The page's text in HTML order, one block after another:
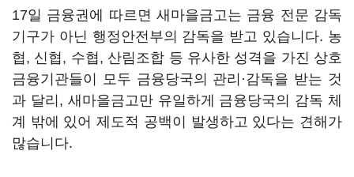
17일 금융권에 따르면 새마을금고는 금융 전문 감독
기구가 아닌 행정안전부의 감독을 받고 있습니다. 농
협, 신협, 수협, 산림조합 등 유사한 성격을 가진 상호
금융기관들이 모두 금융당국의 관리·감독을 받는 것
과 달리, 새마을금고만 유일하게 금융당국의 감독 체
계 밖에 있어 제도적 공백이 발생하고 있다는 견해가
많습니다.